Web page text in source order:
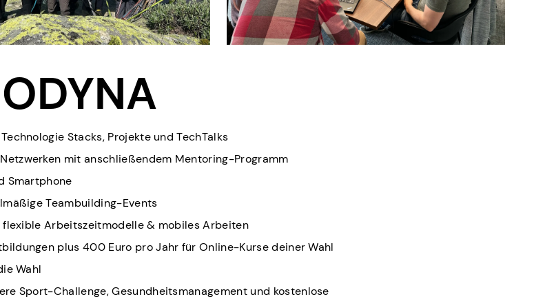
Stacks, Projekte und TechTalks
mit anschließendem Mentoring-Programm
Smartphone
Teambuilding-Events
flexible Arbeitszeitmodelle & mobiles Arbeiten
plus 400 Euro pro Jahr für Online-Kurse deiner Wahl
Wahl
Sport-Challenge, Gesundheitsmanagement und kostenlose